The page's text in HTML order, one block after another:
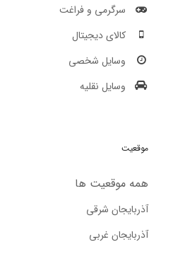
سرگرمی و فراغت
کالای دیجیتال
وسایل شخصی
وسایل نقلیه
موقعیت
همه موقعیت ها
آذربایجان شرقی
آذربایجان غربی